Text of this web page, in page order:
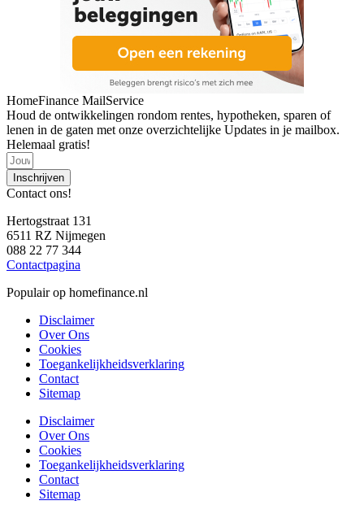
HomeFinance MailService
Houd de ontwikkelingen rondom rentes, hypotheken, sparen of
lenen in de gaten met onze overzichtelijke Updates in je mailbox.
Helemaal gratis!
Inschrijven
Contact ons!
Hertogstraat 131
6511 RZ Nijmegen
088 22 77 344
Contactpagina
Populair op homefinance.nl
Disclaimer
Over Ons
Cookies
Toegankelijkheidsverklaring
Contact
Sitemap
Disclaimer
Over Ons
Cookies
Toegankelijkheidsverklaring
Contact
Sitemap